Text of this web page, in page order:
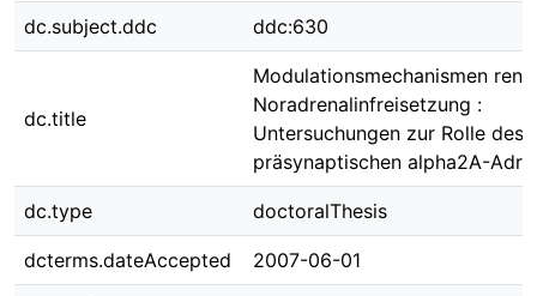
dc.subject.ddc ddc:630
dc.title
Modulationsmechanismen
Noradrenalinfreisetzung :
Untersuchungen zur Rolle des
präsynaptischen alpha2A-
dc.type doctoralThesis
dcterms.dateAccepted 2007-06-01